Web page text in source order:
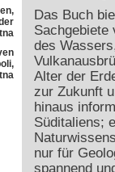
Das Buch
Sachgebiete
des
Alter der
zur Zukunft
hinaus
Süditaliens;
nur für
spannend